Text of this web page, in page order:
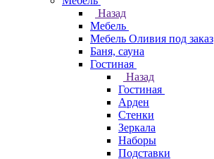
Назад
Мебель
Мебель Оливия под заказ
Баня, сауна
Гостиная
Назад
Гостиная
Арден
Стенки
Зеркала
Наборы
Подставки